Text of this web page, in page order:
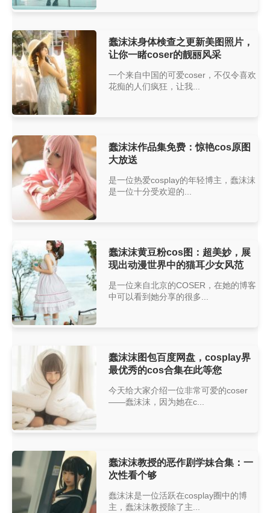
蠢沫沫身体検查之更新美图照片，
让你一睹coser的靓丽风采
一个来自中国的可爱coser，不仅令喜欢
花痴的人们疯狂，让我...
蠢沫沫作品集免费：惊艳cos原图
大放送
是一位热爱cosplay的年轻博主，蠢沫沫
是一位十分受欢迎的...
蠢沫沫黄豆粉cos图：超美妙，展
现出动漫世界中的猫耳少女风范
是一位来自北京的COSER，在她的博客
中可以看到她分享的很多...
蠢沫沫图包百度网盘，cosplay界
最优秀的cos合集在此等您
今天给大家介绍一位非常可爱的coser
——蠢沫沫，因为她在c...
蠢沫沫教授的恶作剧学妹合集：一
次性看个够
蠢沫沫是一位活跃在cosplay圈中的博
主，蠢沫沫教授除了主...